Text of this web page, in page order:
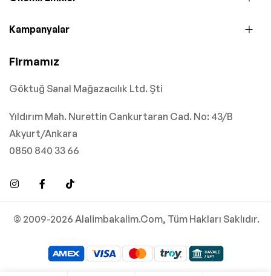
Kampanyalar
Firmamız
Göktuğ Sanal Mağazacılık Ltd. Şti
Yıldırım Mah. Nurettin Cankurtaran Cad. No: 43/B
Akyurt/Ankara
0850 840 33 66
© 2009-2026 Alalimbakalim.Com, Tüm Hakları Saklıdır.